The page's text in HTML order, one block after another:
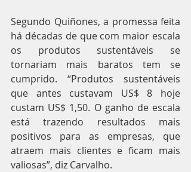
Segundo Quiñones, a promessa feita
há décadas de que com maior escala
os produtos sustentáveis se
tornariam mais baratos tem se
cumprido. “Produtos sustentáveis
que antes custavam US$ 8 hoje
custam US$ 1,50. O ganho de escala
está trazendo resultados mais
positivos para as empresas, que
atraem mais clientes e ficam mais
valiosas”, diz Carvalho.